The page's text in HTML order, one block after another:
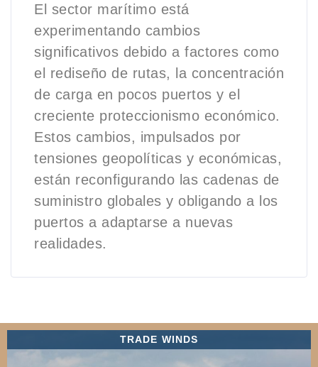
El sector marítimo está
experimentando cambios
significativos debido a factores como
el rediseño de rutas, la concentración
de carga en pocos puertos y el
creciente proteccionismo económico.
Estos cambios, impulsados por
tensiones geopolíticas y económicas,
están reconfigurando las cadenas de
suministro globales y obligando a los
puertos a adaptarse a nuevas
realidades.
TRADE WINDS